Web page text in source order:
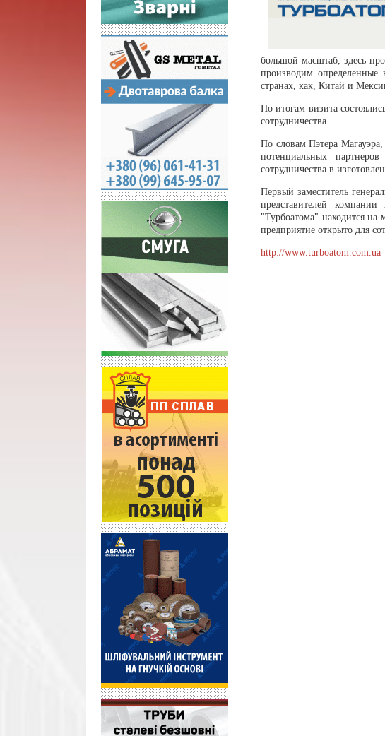
большой масштаб, здесь
производим
странах, как, Китай и
По итогам визита
сотрудничества.
По словам Пэтера
потенциальных
сотрудничества в
Первый заместитель
представителей
"Турбоатома" находится на
предприятие открыто для
http://www.turboatom.com.ua